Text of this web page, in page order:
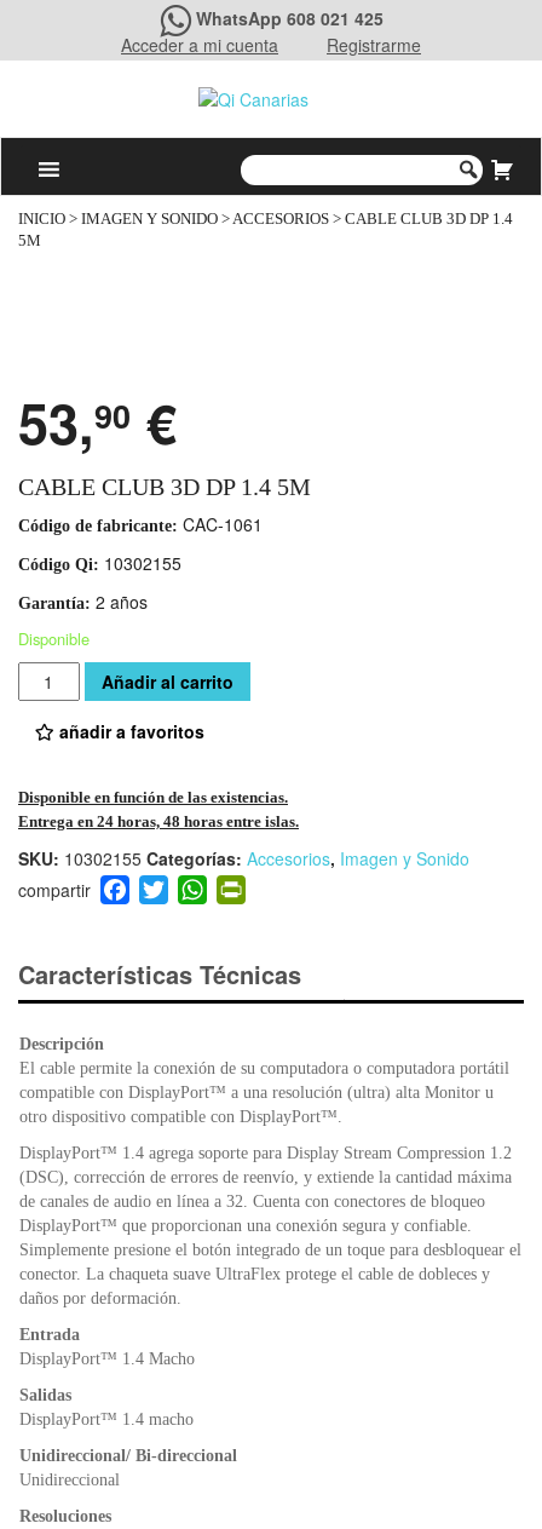
WhatsApp 608 021 425
Acceder a mi cuenta
Registrarme
INICIO > IMAGEN Y SONIDO >ACCESORIOS > CABLE CLUB 3D DP 1.4
5M
53,90 €
CABLE CLUB 3D DP 1.4 5M
Código de fabricante: CAC-1061
Código Qi: 10302155
Garantía: 2 años
Disponible
Cantidad Añadir al carrito
añadir a favoritos
Disponible en función de las existencias.
Entrega en 24 horas, 48 horas entre islas.
SKU: 10302155 Categorías: Accesorios, Imagen y Sonido
F
a
e
b
o
k
T
wi
er
W
h
s
A
p
ri
e
dl
y
Características Técnicas
Descripción
El cable permite la conexión de su computadora o computadora portátil
compatible con DisplayPort™ a una resolución (ultra) alta Monitor u
otro dispositivo compatible con DisplayPort™.
DisplayPort™ 1.4 agrega soporte para Display Stream Compression 1.2
(DSC), corrección de errores de reenvío, y extiende la cantidad máxima
de canales de audio en línea a 32. Cuenta con conectores de bloqueo
DisplayPort™ que proporcionan una conexión segura y confiable.
Simplemente presione el botón integrado de un toque para desbloquear el
conector. La chaqueta suave UltraFlex protege el cable de dobleces y
daños por deformación.
Entrada
DisplayPort™ 1.4 Macho
Salidas
DisplayPort™ 1.4 macho
Unidireccional/ Bi-direccional
Unidireccional
Resoluciones